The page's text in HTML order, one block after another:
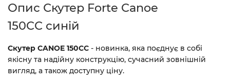
Опис Скутер Forte Canoe
150CC синій
Скутер CANOE 150CC - новинка, яка поєднує в собі
якісну та надійну конструкцію, сучасний зовнішній
вигляд, а також доступну ціну.